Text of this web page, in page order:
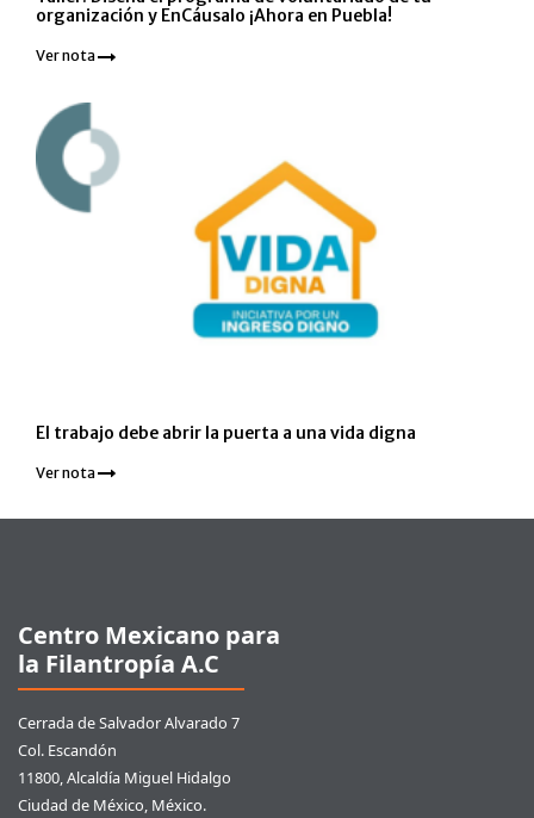
organización y EnCáusalo ¡Ahora en Puebla!
Ver nota
El trabajo debe abrir la puerta a una vida digna
Ver nota
Centro Mexicano para
la Filantropía A.C
Cerrada de Salvador Alvarado 7
Col. Escandón
11800, Alcaldía Miguel Hidalgo
Ciudad de México, México.